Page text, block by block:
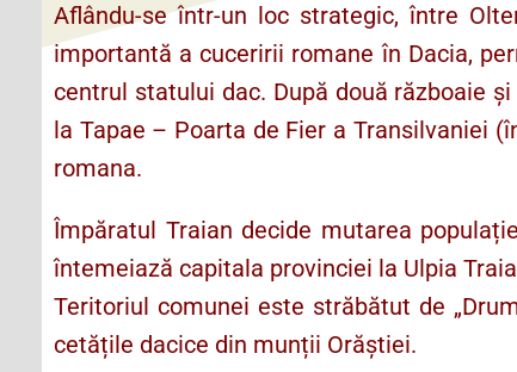
Aflându-se într-un loc strategic, între
importantă a cuceririi romane în Dacia,
centrul statului dac. După două războaie
la Tapae – Poarta de Fier a Transilvaniei
romana.
Împăratul Traian decide mutarea
întemeiază capitala provinciei la Ulpia
Teritoriul comunei este străbătut de
cetățile dacice din munții Orăștiei.